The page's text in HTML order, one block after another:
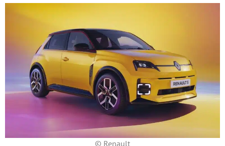
© Renault